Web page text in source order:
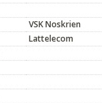
VSK Noskrien
Lattelecom